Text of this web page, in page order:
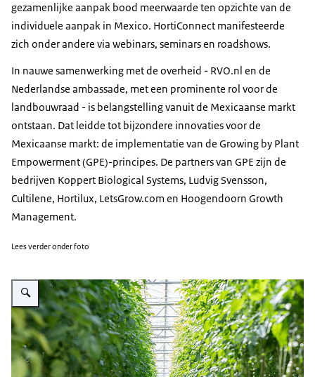
gezamenlijke aanpak bood meerwaarde ten opzichte van de
individuele aanpak in Mexico. HortiConnect manifesteerde
zich onder andere via webinars, seminars en roadshows.
In nauwe samenwerking met de overheid - RVO.nl en de
Nederlandse ambassade, met een prominente rol voor de
landbouwraad - is belangstelling vanuit de Mexicaanse markt
ontstaan. Dat leidde tot bijzondere innovaties voor de
Mexicaanse markt: de implementatie van de Growing by Plant
Empowerment(GPE)-principes. De partners van GPE zijn de
bedrijven Koppert Biological Systems, Ludvig Svensson,
Cultilene, Hortilux, LetsGrow.com en Hoogendoorn Growth
Management.
Lees verder onder foto
Vergroot afbeelding Horticonnect